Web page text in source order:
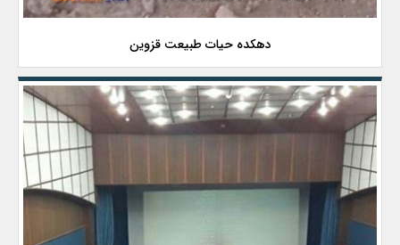
دهکده حیات طبیعت قزوین